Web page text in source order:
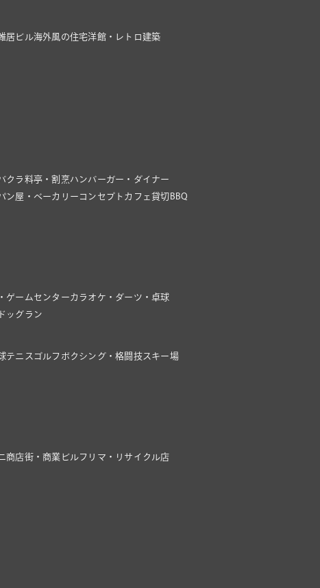
居ビル海外風の住宅洋館・レトロ建築
クラ 料亭・割烹ハンバーガー・ダイナー
ン屋・ベーカリー コンセプトカフェ貸切BBQ
ゲームセンターカラオケ・ダーツ・卓球
ドッグラン
テニス ゴルフ ボクシング・格闘技スキー場
商店街・商業ビルフリマ・リサイクル店